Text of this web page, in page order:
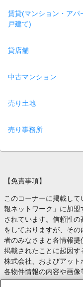
賃貸(マンション・アパ
戸建て)
貸店舗
中古マンション
売り土地
売り事務所
【免責事項】
このコーナーに掲載し
報ネットワーク」に加
されています。信頼性
をしておりますが、そ
者のみなさまと各情報
掲載されたことに起因
株式会社、およびアット
各物件情報の内容や画像
す。